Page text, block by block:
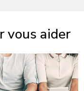
vous aider